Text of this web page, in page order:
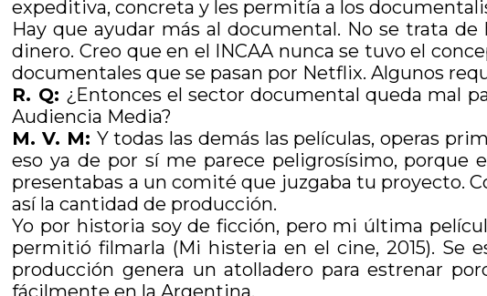
expeditiva, concreta y les permitía a los
Hay que ayudar más al documental. No se trata
dinero. Creo que en el INCAA nunca se tuvo el
documentales que se pasan por Netflix. Algunos
R. Q: ¿Entonces el sector documental queda mal
Audiencia Media?
M. V. M: Y todas las demás las películas, operas
eso ya de por sí me parece peligrosísimo,
presentabas a un comité que juzgaba tu proyecto.
así la cantidad de producción.
Yo por historia soy de ficción, pero mi última
permitió filmarla (Mi histeria en el cine, 2015). Se
producción genera un atolladero para estrenar
fácilmente en la Argentina.